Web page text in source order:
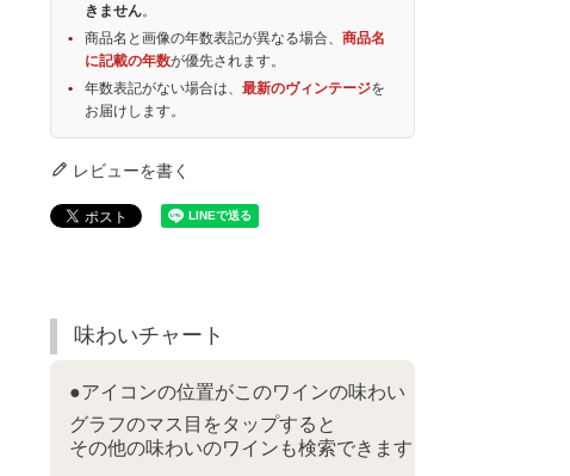
きません。
商品名と画像の年数表記が異なる場合、商品名
に記載の年数が優先されます。
年数表記がない場合は、最新のヴィンテージを
お届けします。
レビューを書く
味わいチャート
●アイコンの位置がこのワインの味わい
グラフのマス目をタップすると
その他の味わいのワインも検索できます